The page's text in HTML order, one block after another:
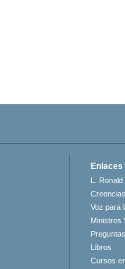
Enlaces
L.
Voz para
Ministros
Libros
Cursos